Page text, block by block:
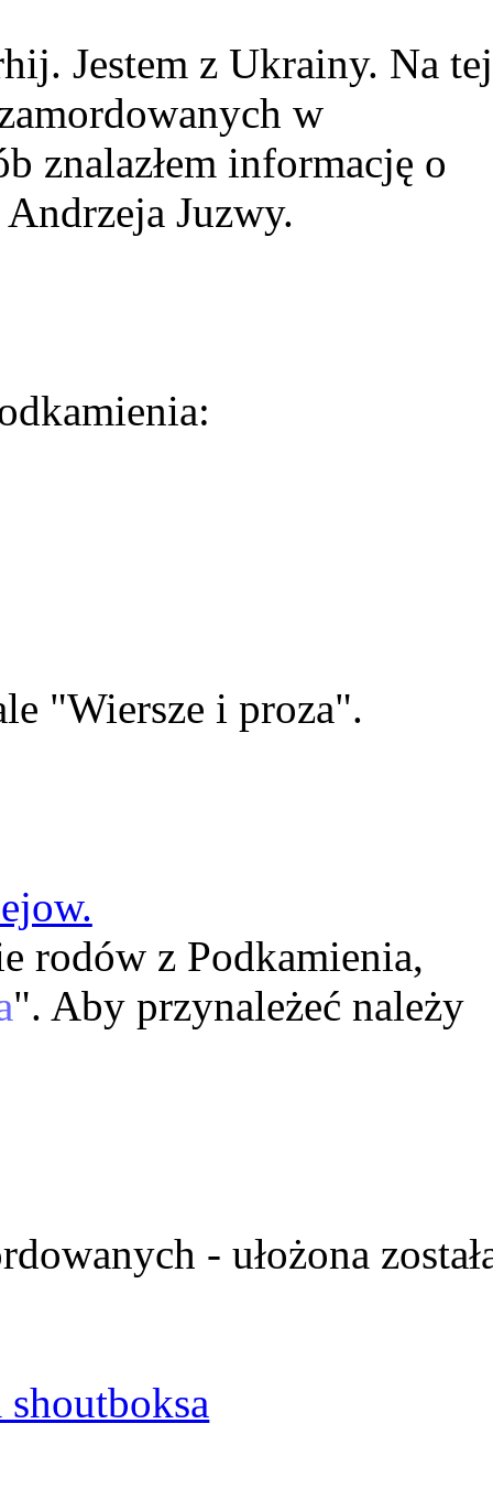
Jestem z Ukrainy. Na tej
w
znalazłem informację o
Juzwy.
"Wiersze i proza".
rodów z Podkamienia,
". Aby przynależeć należy
- ułożona